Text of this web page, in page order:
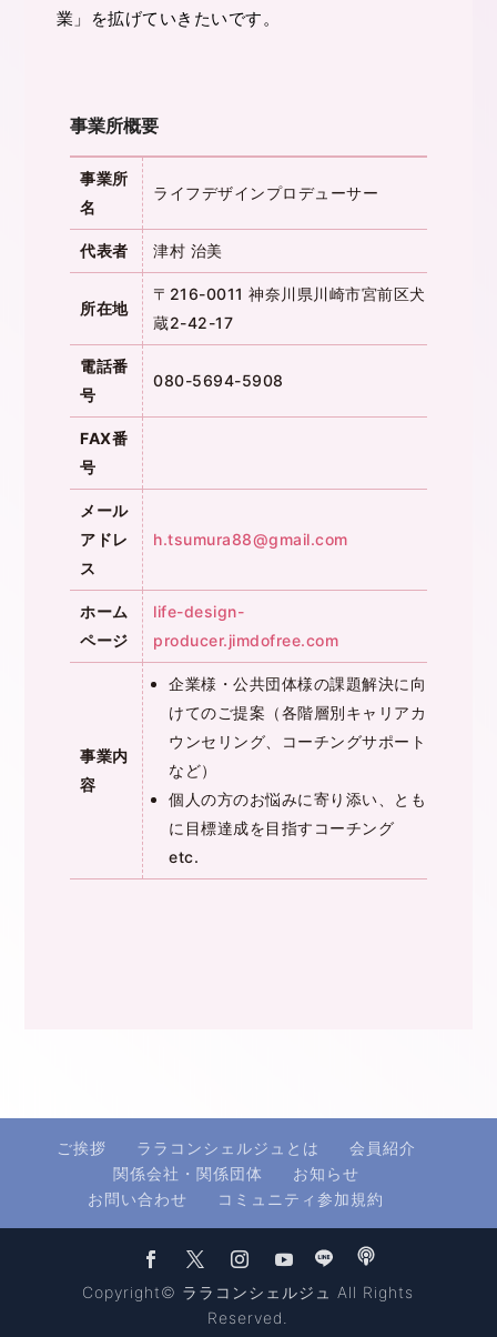
業」を拡げていきたいです。
事業所概要
事業所
名
ライフデザインプロデューサー
代表者 津村 治美
所在地
〒216-0011 神奈川県川崎市宮前区犬
蔵2-42-17
電話番
号
080-5694-5908
FAX番
号
メール
アドレ
ス
h.tsumura88@gmail.com
ホーム
ページ
life-design-
producer.jimdofree.com
事業内
容
企業様・公共団体様の課題解決に向
けてのご提案（各階層別キャリアカ
ウンセリング、コーチングサポート
など）
個人の方のお悩みに寄り添い、とも
に目標達成を目指すコーチング
etc.
ご挨拶 ララコンシェルジュとは
会員紹介
関係会社・関係団体
お知らせ
お問い合わせ
コミュニティ参加規約
Copyright© ララコンシェルジュ All Rights
Reserved.